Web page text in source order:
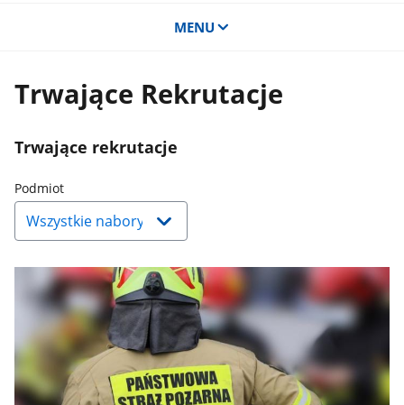
MENU
Trwające Rekrutacje
Trwające rekrutacje
PodmiotNaciśnij
strzałkę
w
dół,
wybrać
odpowiednią
pozycję.
Dane
zaktualizują
się
automatycznie.